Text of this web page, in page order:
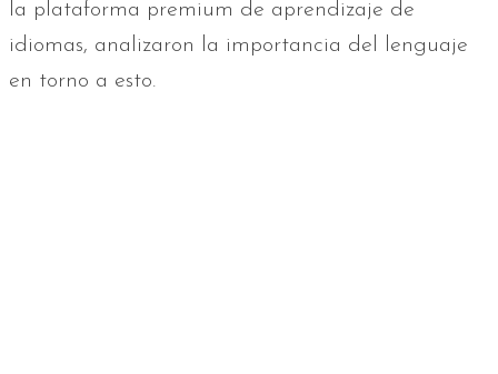
la plataforma premium de aprendizaje de
idiomas, analizaron la importancia del lenguaje
en torno a esto.